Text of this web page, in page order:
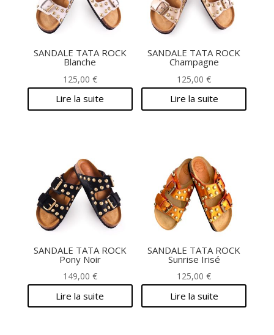
SANDALE TATA ROCK
Blanche
125,00 €
Lire la suite
SANDALE TATA ROCK
Champagne
125,00€
Lire la suite
SANDALE TATA ROCK
Pony Noir
149,00 €
Lire la suite
SANDALE TATA ROCK
Sunrise Irisé
125,00€
Lire la suite